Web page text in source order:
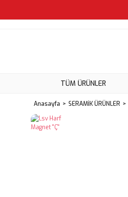
TÜM ÜRÜNLER
Anasayfa SERAMİK ÜRÜNLER